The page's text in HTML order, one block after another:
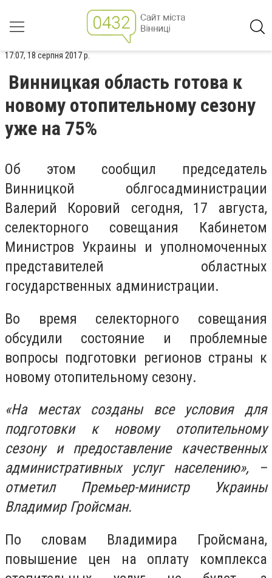
17:07, 18 серпня 2017 р.
Винницкая область готова к
новому отопительному сезону
уже на 75%
Об этом сообщил председатель
Винницкой облгосадминистрации
Валерий Коровий сегодня, 17 августа,
селекторного совещания Кабинетом
Министров Украины и уполномоченных
представителей областных
государственных администрации.
Во время селекторного совещания
обсудили состояние и проблемные
вопросы подготовки регионов страны к
новому отопительному сезону.
«На местах созданы все условия для
подготовки к новому отопительному
сезону и предоставление качественных
административных услуг населению», –
отметил Премьер-министр Украины
Владимир Гройсман.
По словам Владимира Гройсмана,
повышение цен на оплату комплекса